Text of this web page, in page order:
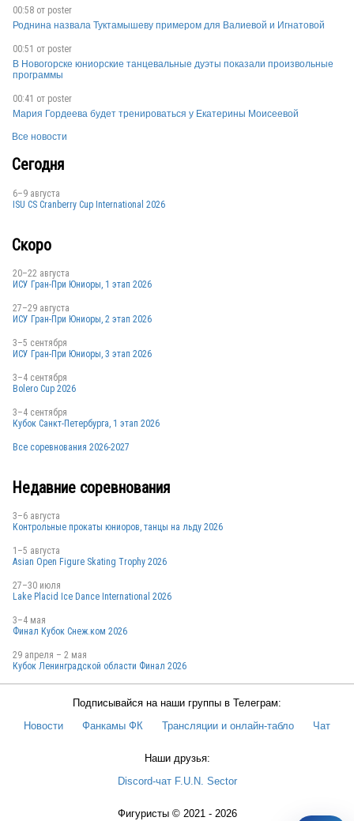
UKR
UKR
UKR
00:58 от poster
Роднина назвала Туктамышеву примером для Валиевой и Игнатовой
00:51 от poster
В Новогорске юниорские танцевальные дуэты показали произвольные
программы
00:41 от poster
Мария Гордеева будет тренироваться у Екатерины Моисеевой
Все новости
Сегодня
6–9 августа
ISU CS Cranberry Cup International 2026
Скоро
20–22 августа
ИСУ Гран-При Юниоры, 1 этап 2026
27–29 августа
ИСУ Гран-При Юниоры, 2 этап 2026
3–5 сентября
ИСУ Гран-При Юниоры, 3 этап 2026
3–4 сентября
Bolero Cup 2026
3–4 сентября
Кубок Санкт-Петербурга, 1 этап 2026
Все соревнования 2026-2027
Недавние соревнования
3–6 августа
Контрольные прокаты юниоров, танцы на льду 2026
1–5 августа
Asian Open Figure Skating Trophy 2026
27–30 июля
Lake Placid Ice Dance International 2026
3–4 мая
Финал Кубок Снеж.ком 2026
29 апреля – 2 мая
Кубок Ленинградской области Финал 2026
Подписывайся на наши группы в Телеграм:
Новости
Фанкамы ФК Трансляции и онлайн-табло Чат
Наши друзья:
Discord-чат F.U.N. Sector
Фигуристы © 2021 - 2026